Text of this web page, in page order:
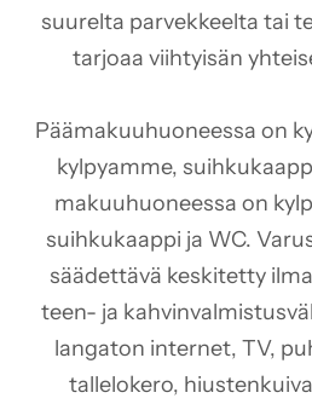
suurelta parvekkeelta tai
tarjoaa viihtyisän
Päämakuuhuoneessa on
kylpyamme,
makuuhuoneessa on
suihkukaappi ja WC.
säädettävä keskitetty
teen- ja
langaton internet, TV,
tallelokero,